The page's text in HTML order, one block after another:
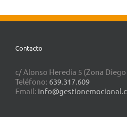
Contacto
c/ Alonso Heredia 5 (Zona
Teléfono: 639.317.609
Email: